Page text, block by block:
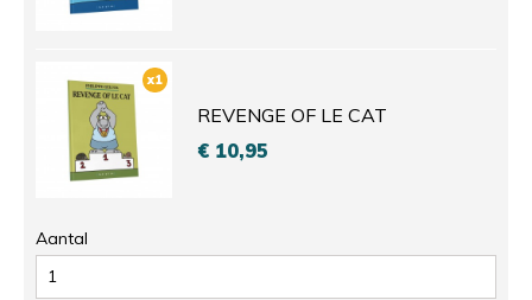
x1
REVENGE OF LE CAT
€ 10,95
Aantal